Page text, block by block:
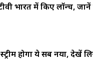
भारत में किए लॉन्च,
होगा ये सब नया, देखें